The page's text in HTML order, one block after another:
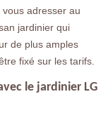
adresser au
jardinier qui
de plus amples
fixé sur les tarifs.
le jardinier LG